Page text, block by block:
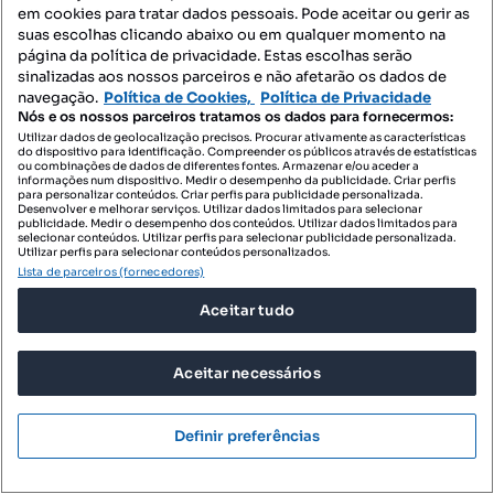
450 000 €3947,37 €/m²
Moradia T3 Venda em Castêlo da Maia,Maia
Gemunde, Castêlo da Maia, Maia, Porto
Tipologia
T3
Preço por metro quadrado
114 m²
Pesquisa um negócio perfeito?
Guarde esta pesquisa e informá-lo(a)-emos quando
aparecerem novos anúncios coincidentes.
em cookies para tratar dados pessoais. Pode aceitar ou gerir as
suas escolhas clicando abaixo ou em qualquer momento na
página da política de privacidade. Estas escolhas serão
sinalizadas aos nossos parceiros e não afetarão os dados de
navegação. Política de Cookies, Política de Privacidade
Nós e os nossos parceiros tratamos os dados para fornecermos:
Utilizar dados de geolocalização precisos. Procurar ativamente as características
do dispositivo para identificação. Compreender os públicos através de estatísticas
ou combinações de dados de diferentes fontes. Armazenar e/ou aceder a
informações num dispositivo. Medir o desempenho da publicidade. Criar perfis
para personalizar conteúdos. Criar perfis para publicidade personalizada.
Desenvolver e melhorar serviços. Utilizar dados limitados para selecionar
publicidade. Medir o desempenho dos conteúdos. Utilizar dados limitados para
selecionar conteúdos. Utilizar perfis para selecionar publicidade personalizada.
Utilizar perfis para selecionar conteúdos personalizados.
Lista de parceiros (fornecedores)
Aceitar tudo
Aceitar necessários
Definir preferências